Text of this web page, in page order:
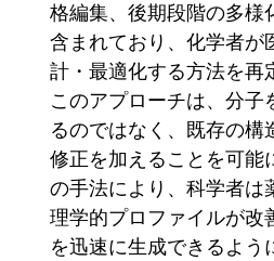
格編集、後期段階の多様
含まれており、化学者が
計・最適化する方法を再
このアプローチは、分子
るのではなく、既存の構
修正を加えることを可能
の手法により、科学者は
理学的プロファイルが改
を迅速に生成できるよう